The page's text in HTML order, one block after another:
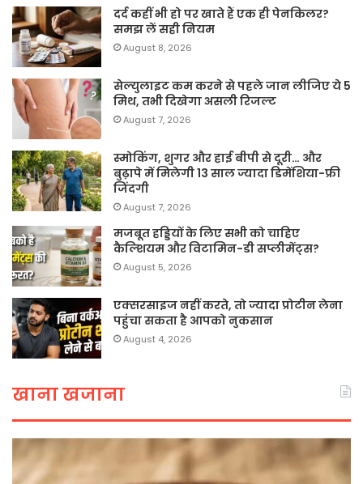
दर्द कहीं भी हो पर खाते हैं एक ही पेनकिलर?
समझ लें सही नियम
August 8, 2026
सेल्युलाइट कम करने से पहले जान लीजिए ये 5
मिथ, तभी दिखेगा असली रिजल्ट
August 7, 2026
स्मोकिंग, शुगर और हाई बीपी से दूरी… और
बुढ़ापे में मिलेगी 13 साल ज्यादा डिमेंशिया-फ्री
जिंदगी
August 7, 2026
मजबूत हड्डियों के लिए सभी को चाहिए
कैल्शियम और विटामिन-डी सप्लीमेंट्स?
August 5, 2026
एक्सरसाइज नहीं करते, तो ज्यादा प्रोटीन लेना
पहुंचा सकता है आपको नुकसान
August 4, 2026
खाना खजाना